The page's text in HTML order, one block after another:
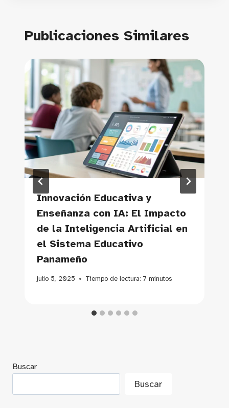
Publicaciones Similares
Innovación Educativa y
Enseñanza con IA: El Impacto
de la Inteligencia Artificial en
el Sistema Educativo
Panameño
julio 5, 2025 Tiempo de lectura: 7 minutos
Buscar
Buscar